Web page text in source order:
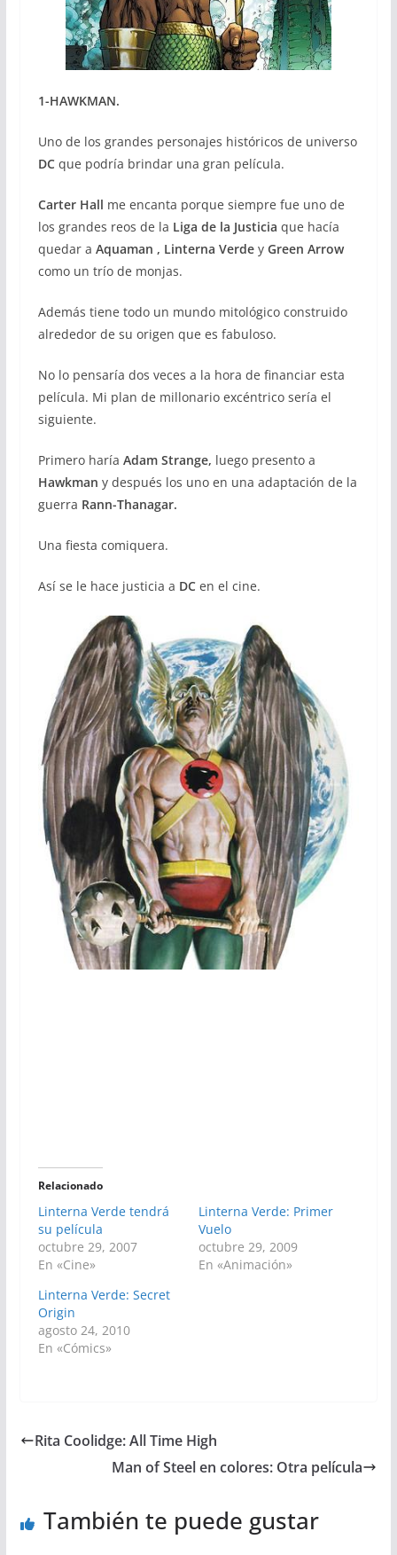
1-HAWKMAN.
Uno de los grandes personajes históricos de universo
DCque podría brindar una gran película.
Carter Hall me encanta porque siempre fue uno de
los grandes reos de la Liga de la Justicia que hacía
quedar a Aquaman , Linterna Verdey Green Arrow
como un trío de monjas.
Además tiene todo un mundo mitológico construido
alrededor de su origen que es fabuloso.
No lo pensaría dos veces a la hora de financiar esta
película. Mi plan de millonario excéntrico sería el
siguiente.
Primero haría Adam Strange, luego presento a
Hawkman y después los uno en una adaptación de la
guerra Rann-Thanagar.
Una fiesta comiquera.
Así se le hace justicia a DCen el cine.
Relacionado
Linterna Verde tendrá
su película
octubre 29, 2007
En «Cine»
Linterna Verde: Primer
Vuelo
octubre 29, 2009
En «Animación»
Linterna Verde: Secret
Origin
agosto 24, 2010
En «Cómics»
Rita Coolidge: All Time High
Man of Steel en colores: Otra película
También te puede gustar